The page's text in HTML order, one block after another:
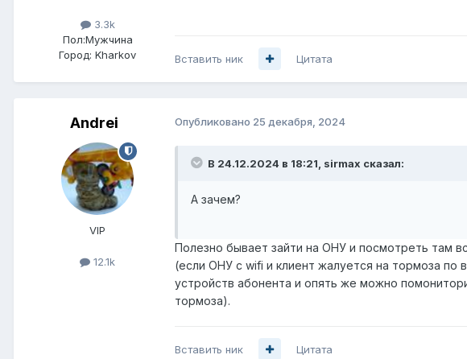
3.3k
Пол:Мужчина
Город: Kharkov Вставить ник Цитата
Andrei
VIP
12.1k
Опубликовано 25 декабря, 2024
В 24.12.2024 в 18:21, sirmax сказал:
А зачем?
Полезно бывает зайти на ОНУ и посмотреть там
(если ОНУ с wifi и клиент жалуется на тормоза
устройств абонента и опять же можно
тормоза).
Вставить ник Цитата